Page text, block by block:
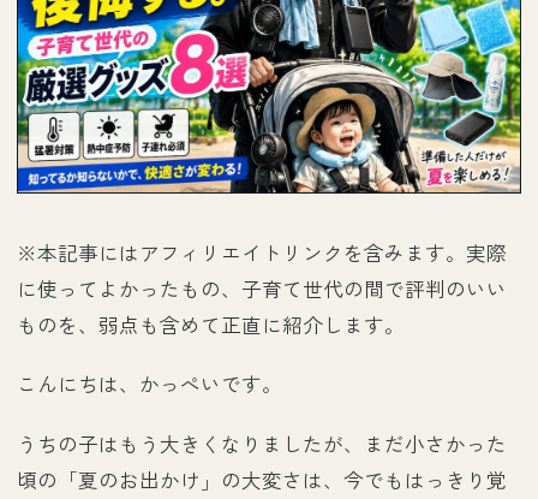
※本記事にはアフィリエイトリンクを含みます。実際
に使ってよかったもの、子育て世代の間で評判のいい
ものを、弱点も含めて正直に紹介します。
こんにちは、かっぺいです。
うちの子はもう大きくなりましたが、まだ小さかった
頃の「夏のお出かけ」の大変さは、今でもはっきり覚